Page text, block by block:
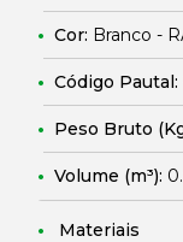
Cor: Branco -
Código Pautal:
Peso Bruto
Volume (m³):
Materiais